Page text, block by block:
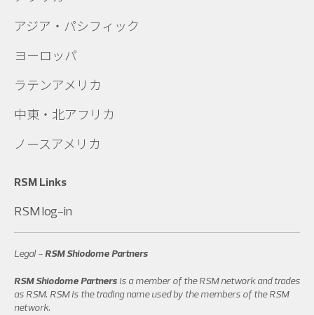
アジア・パシフィック
ヨーロッパ
ラテンアメリカ
中東・北アフリカ
ノースアメリカ
RSM Links
RSM log-in
Legal -RSM Shiodome Partners
RSM Shiodome Partners is a member of the RSM network and trades
as RSM. RSM is the trading name used by the members of the RSM
network.